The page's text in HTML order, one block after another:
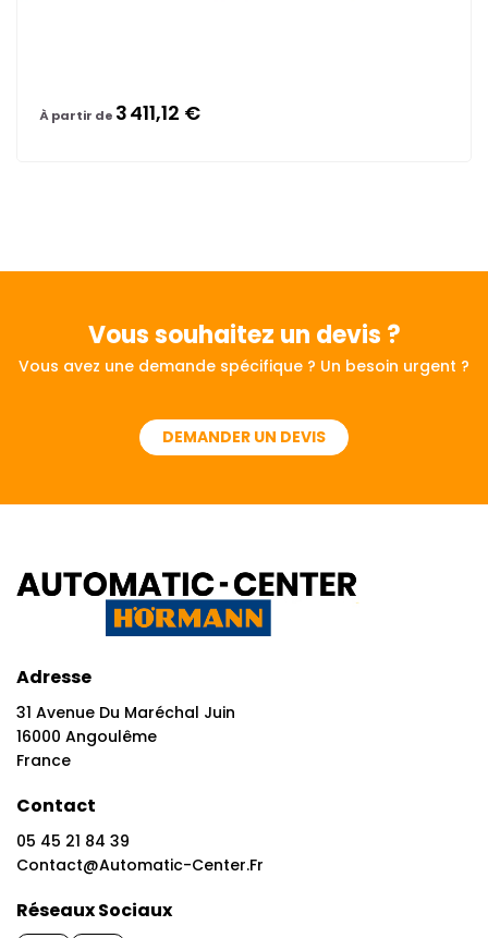
À partir de 3 411,12 €
Vous souhaitez un devis ?
Vous avez une demande spécifique ? Un besoin urgent ?
DEMANDER UN DEVIS
Adresse
31 Avenue Du Maréchal Juin
16000 Angoulême
France
Contact
05 45 21 84 39
Contact@automatic-Center.fr
Réseaux Sociaux